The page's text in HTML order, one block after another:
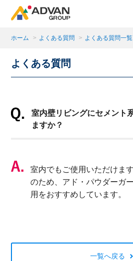
商品ページにある「お気に入り登
商品がここに表示されます。
ホーム > よくある質問 > よくある質問一覧
よくある質問
室内壁リビングにセメント
ますか？
室内でもご使用いただけま
のため、アド・パウダーガ
用をおすすめしています。
一覧へ戻る